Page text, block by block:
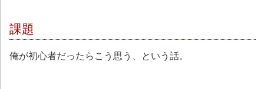
課題
俺が初心者だったらこう思う、という話。